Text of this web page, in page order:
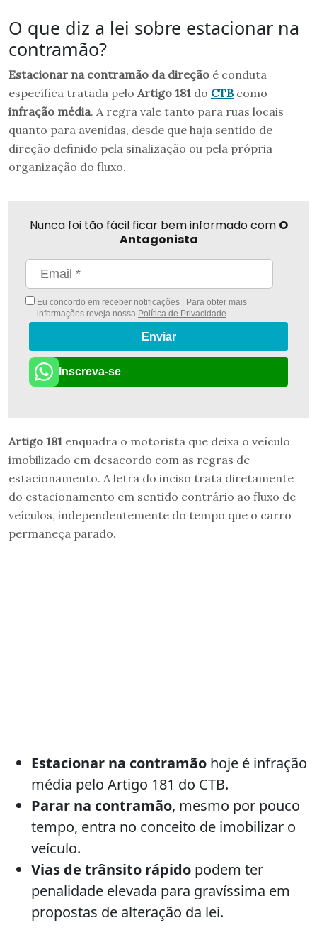
O que diz a lei sobre estacionar na
contramão?
Estacionar na contramão da direção é conduta
específica tratada pelo Artigo 181 do CTBcomo
infração média. A regra vale tanto para ruas locais
quanto para avenidas, desde que haja sentido de
direção definido pela sinalização ou pela própria
organização do fluxo.
Nunca foi tão fácil ficar bem informado com O
Antagonista
Eu concordo em receber notificações | Para obter mais
informações reveja nossa Política de Privacidade.
Enviar
Inscreva-se
Artigo 181 enquadra o motorista que deixa o veículo
imobilizado em desacordo com as regras de
estacionamento. A letra do inciso trata diretamente
do estacionamento em sentido contrário ao fluxo de
veículos, independentemente do tempo que o carro
permaneça parado.
Estacionar na contramão hoje é infração
média pelo Artigo 181 do CTB.
Parar na contramão, mesmo por pouco
tempo, entra no conceito de imobilizar o
veículo.
Vias de trânsito rápido podem ter
penalidade elevada para gravíssima em
propostas de alteração da lei.